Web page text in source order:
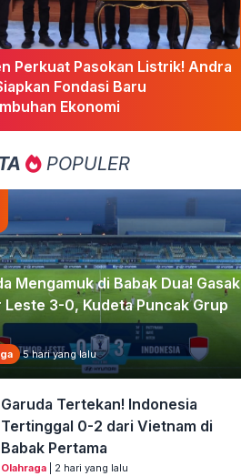
Perkuat Pasokan Listrik! Andra
Fondasi Baru
Ekonomi
POPULER
Mengamuk di Babak Dua! Gasak
Leste 3-0, Kudeta Puncak Grup
5 hari yang lalu
Garuda Tertekan! Indonesia
Tertinggal 0-2 dari Vietnam di
Babak Pertama
Olahraga| 2 hari yang lalu